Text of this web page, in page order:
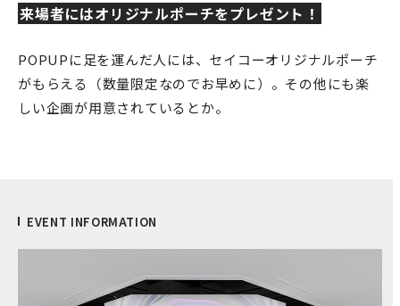
来場者にはオリジナルポーチをプレゼント！
POPUPに足を運んだ人には、セイコーオリジナルポーチ
がもらえる（数量限定なのでお早めに）。その他にも楽
しい企画が用意されているとか。
EVENT INFORMATION